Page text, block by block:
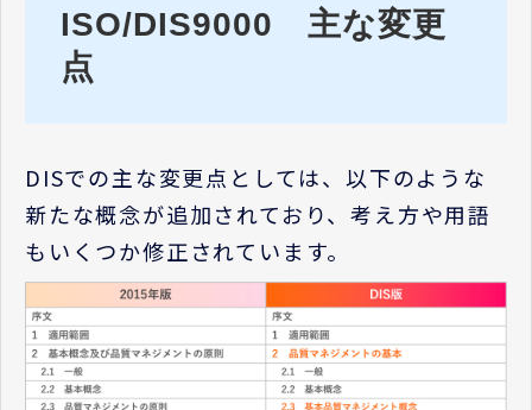
ISO/DIS9000　主な変更
点
DISでの主な変更点としては、以下のような
新たな概念が追加されており、考え方や用語
もいくつか修正されています。